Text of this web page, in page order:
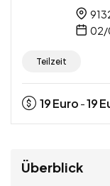
02/
Teilzeit
19Euro -19
Überblick